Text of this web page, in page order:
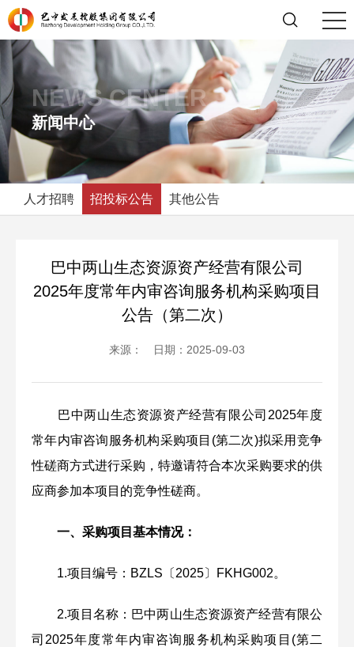
新闻中心
NEWS CENTER
人才招聘 招投标公告 其他公告
巴中两山生态资源资产经营有限公司
2025年度常年内审咨询服务机构采购项目
公告（第二次）
来源： 日期：2025-09-03
巴中两山生态资源资产经营有限公司2025年度
常年内审咨询服务机构采购项目(第二次)拟采用竞争
性磋商方式进行采购，特邀请符合本次采购要求的供
应商参加本项目的竞争性磋商。
一、采购项目基本情况：
1.项目编号：BZLS〔2025〕FKHG002。
2.项目名称：巴中两山生态资源资产经营有限公
司2025年度常年内审咨询服务机构采购项目(第二